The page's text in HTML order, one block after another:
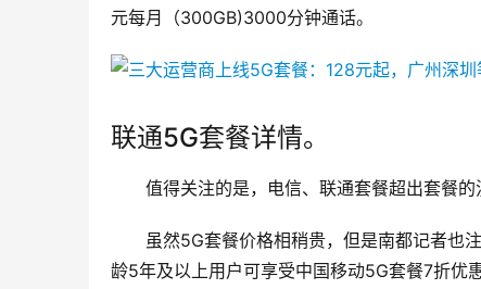
元每月（300GB)3000分钟通话。
联通5G套餐详情。
值得关注的是，电信、联通套餐超出套餐的
虽然5G套餐价格相稍贵，但是南都记者也
龄5年及以上用户可享受中国移动5G套餐7折优